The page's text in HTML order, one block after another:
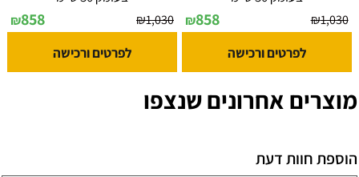
₪1,030
₪858
לפרטים ורכישה
₪1,030
₪858
לפרטים ורכישה
מוצרים אחרונים שנצפו
הוספת חוות דעת